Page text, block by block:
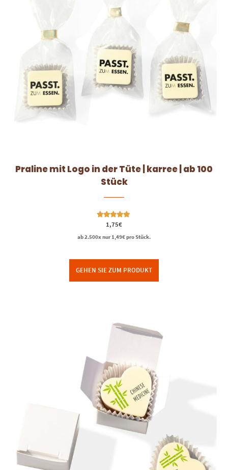
Praline mit Logo in der Tüte | karree | ab 100
Stück
Bewertet mit
5.00
von 5
1,75€
ab 2.500x nur1,49€pro Stück.
GEHEN SIE ZUM PRODUKT